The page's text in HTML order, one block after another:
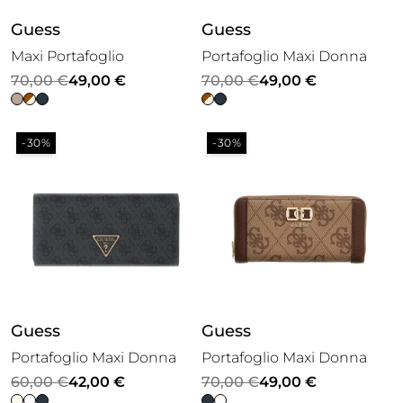
Guess
Maxi Portafoglio
70,00€
Il
prezzo
originale
era:
49,00 €
Il
prezzo
attuale
è:
Guess
Portafoglio Maxi Donna
70,00€
Il
prezzo
originale
era:
49,00 €
Il
prezzo
attuale
è:
-30%
Guess
Portafoglio Maxi Donna
60,00€
Il
42,00 €
Il
-30%
Guess
Portafoglio Maxi Donna
70,00€
Il
49,00 €
Il